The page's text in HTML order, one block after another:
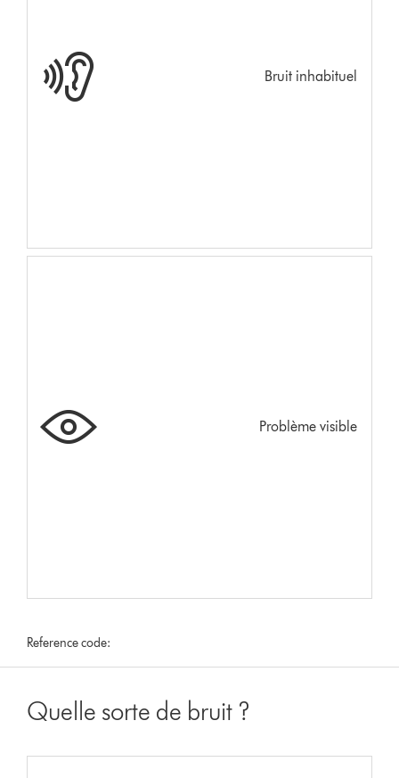
Bruit inhabituel
Problème visible
Reference code:
Quelle sorte de bruit ?